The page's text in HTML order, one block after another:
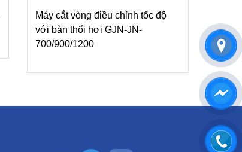
Máy cắt vòng điều chỉnh tốc độ
với bàn thổi hơi GJN-JN-
700/900/1200